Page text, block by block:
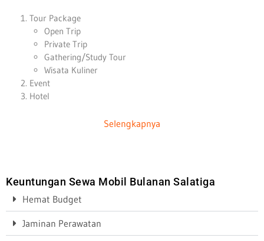
Tour Package
Open Trip
Private Trip
Gathering/Study Tour
Wisata Kuliner
Event
Hotel
Selengkapnya
Keuntungan Sewa Mobil Bulanan Salatiga
Hemat Budget
Jaminan Perawatan